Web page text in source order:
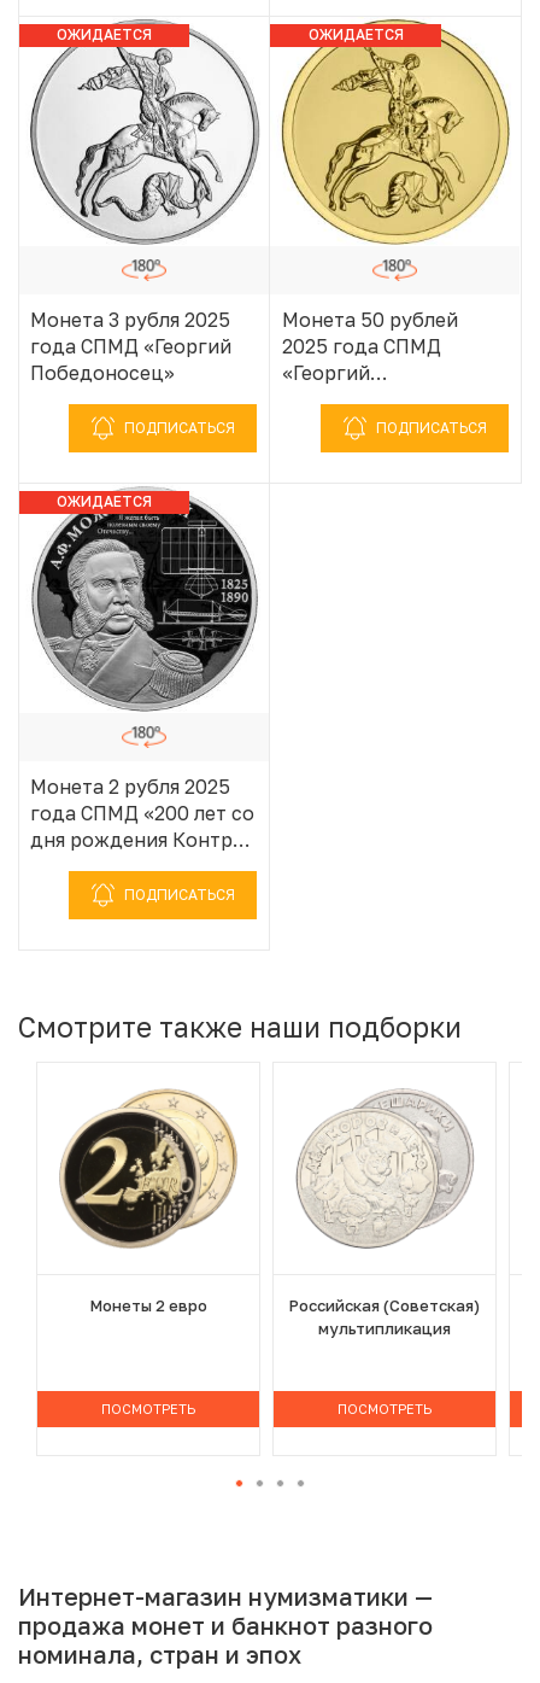
ОЖИДАЕТСЯ
ПОСТУПЛЕНИЕ
Монета 3 рубля 2025
года СПМД «Георгий
Победоносец»
ПОДПИСАТЬСЯ
ОЖИДАЕТСЯ
ПОСТУПЛЕНИЕ
Монета 50 рублей
2025 года СПМД
«Георгий
Победоносец»
ПОДПИСАТЬСЯ
ОЖИДАЕТСЯ
ПОСТУПЛЕНИЕ
Монета 2 рубля 2025
года СПМД «200 лет со
дня рождения Контр-
адмирала Александра
Федоровича
Можайского»
ПОДПИСАТЬСЯ
Смотрите также наши подборки
Монеты 2 евро
ПОСМОТРЕТЬ
Российская (Советская)
мультипликация
ПОСМОТРЕТЬ
Интернет-магазин нумизматики —
продажа монет и банкнот разного
номинала, стран и эпох